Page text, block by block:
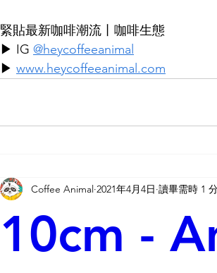
緊貼最新咖啡潮流丨咖啡生態
▶ IG @heycoffeeanimal
▶ www.heycoffeeanimal.com
10cm -
Coffee Animal 2021年4月4日 讀畢需時 1